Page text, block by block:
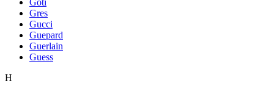
Gres
Gucci
Guepard
Guerlain
Guess
H